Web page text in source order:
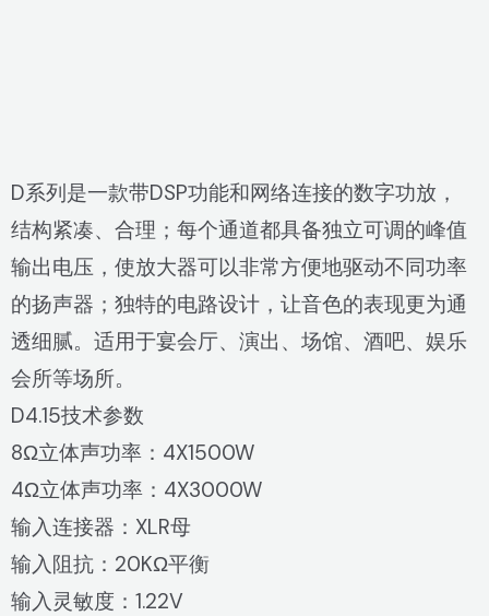
D系列是一款带DSP功能和网络连接的数字功放，
结构紧凑、合理；每个通道都具备独立可调的峰值
输出电压，使放大器可以非常方便地驱动不同功率
的扬声器；独特的电路设计，让音色的表现更为通
透细腻。适用于宴会厅、演出、场馆、酒吧、娱乐
会所等场所。
D4.15技术参数
8Ω立体声功率：4X1500W
4Ω立体声功率：4X3000W
输入连接器：XLR母
输入阻抗：20KΩ平衡
输入灵敏度：1.22V